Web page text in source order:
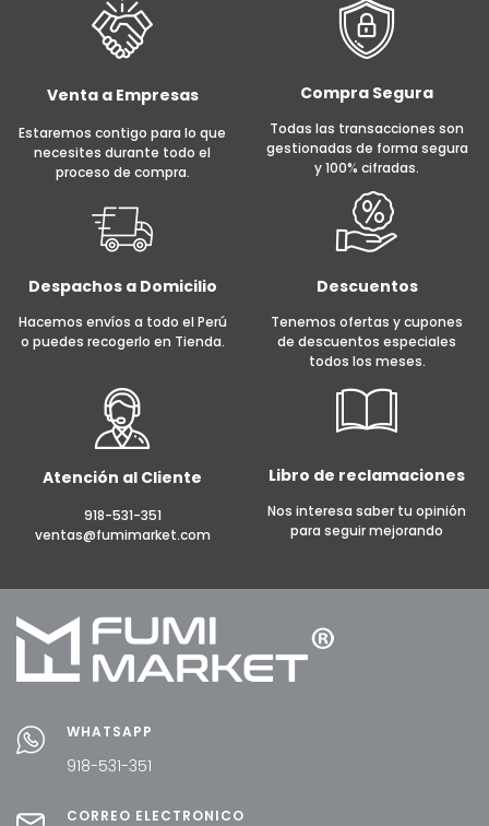
Venta a Empresas
Estaremos contigo para lo que
necesites durante todo el
proceso de compra.
Compra Segura
Todas las transacciones son
gestionadas de forma segura
y 100% cifradas.
Despachos a Domicilio
Hacemos envíos a todo el Perú
o puedes recogerlo en Tienda.
Descuentos
Tenemos ofertas y cupones
de descuentos especiales
todos los meses.
Atención al Cliente
918-531-351
ventas@fumimarket.com
Libro de reclamaciones
Nos interesa saber tu opinión
para seguir mejorando
WHATSAPP
918-531-351
CORREO ELECTRÓNICO